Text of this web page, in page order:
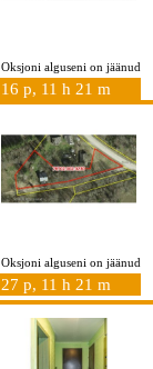
Oksjoni alguseni on jäänud
16 p, 11 h 21 m
Oksjoni alguseni on jäänud
27 p, 11 h 21 m